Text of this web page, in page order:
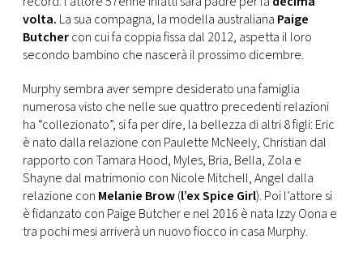
CONSIGLIA
volta. La sua compagna, la modella australiana Paige
Butchercon cui fa coppia fissa dal 2012, aspetta il loro
secondo bambino che nascerà il prossimo dicembre.
Murphy sembra aver sempre desiderato una famiglia
numerosa visto che nelle sue quattro precedenti relazioni
ha “collezionato”, si fa per dire, la bellezza di altri 8 figli: Eric
è nato dalla relazione con Paulette McNeely, Christian dal
rapporto con Tamara Hood, Myles, Bria, Bella, Zola e
Shayne dal matrimonio con Nicole Mitchell, Angel dalla
relazione con Melanie Brow(l’ex Spice Girl). Poi l’attore si
è fidanzato con Paige Butcher e nel 2016 è nata Izzy Oona e
tra pochi mesi arriverà un nuovo fiocco in casa Murphy.